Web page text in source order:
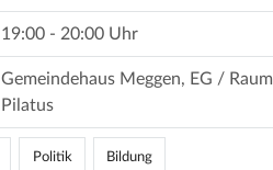
19:00 - 20:00 Uhr
Gemeindehaus Meggen, EG / Raum
Pilatus
Politik Bildung